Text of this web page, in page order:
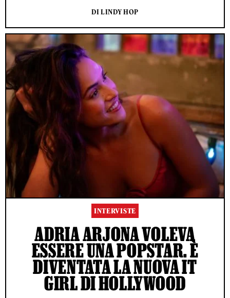
DI LINDY HOP
INTERVISTE
ADRIA ARJONA VOLEVA
ESSERE UNA POPSTAR. È
DIVENTATA LA NUOVA IT
GIRL DI HOLLYWOOD